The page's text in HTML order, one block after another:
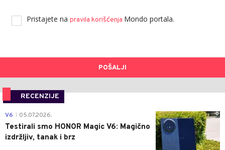
Pristajete na pravila korišćenja Mondo portala.
POŠALJI
RECENZIJE
0
V6 05.07.2026.
Testirali smo HONOR Magic V6: Magično
izdržljiv, tanak i brz